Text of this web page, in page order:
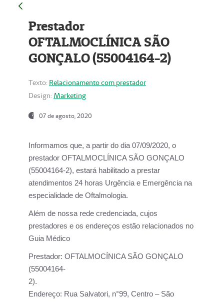
Prestador
OFTALMOCLÍNICA SÃO
GONÇALO (55004164-2)
Texto: Relacionamento com prestador
Design: Marketing
07 de agosto, 2020
Informamos que, a partir do dia 07/09/2020, o
prestador OFTALMOCLÍNICA SÃO GONÇALO
(55004164-2), estará habilitado a prestar
atendimentos 24 horas Urgência e Emergência na
especialidade de Oftalmologia.
Além de nossa rede credenciada, cujos
prestadores e os endereços estão relacionados no
Guia Médico
Prestador: OFTALMOCÍNICA SÃO GONÇALO
(55004164-
2).
Endereço: Rua Salvatori, n°99, Centro – São